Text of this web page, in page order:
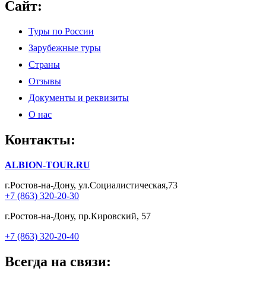
Сайт:
Туры по России
Зарубежные туры
Страны
Отзывы
Документы и реквизиты
О нас
Контакты:
ALBION-TOUR.RU
г.Ростов-на-Дону, ул.Социалистическая,73
+7 (863) 320-20-30
г.Ростов-на-Дону, пр.Кировский, 57
+7 (863) 320-20-40
Всегда на связи: